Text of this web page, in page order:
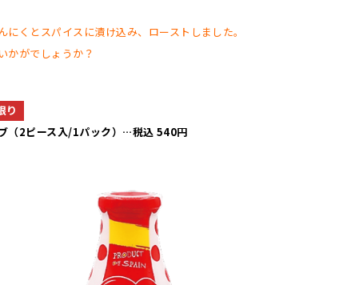
にくとスパイスに漬け込み、ローストしました。
かがでしょうか？
り
（2ピース入/1パック）…税込 540円